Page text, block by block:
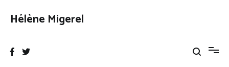
Hélène Migerel